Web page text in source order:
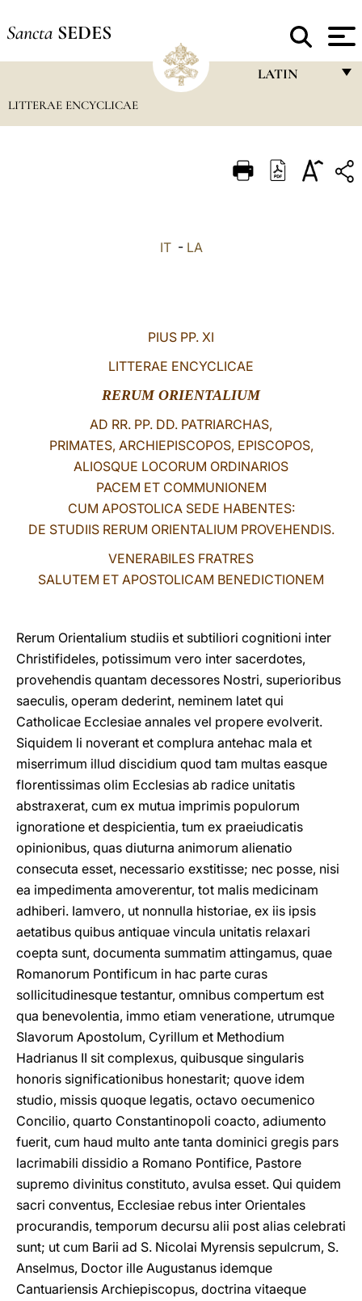
Sancta SEDES
LATIN
ITALIANO
LATINE
LITTERAE ENCYCLICAE
IT- LA
PIUS PP. XI
LITTERAE ENCYCLICAE
RERUM ORIENTALIUM
AD RR. PP. DD. PATRIARCHAS,
PRIMATES, ARCHIEPISCOPOS, EPISCOPOS,
ALIOSQUE LOCORUM ORDINARIOS
PACEM ET COMMUNIONEM
CUM APOSTOLICA SEDE HABENTES:
DE STUDIIS RERUM ORIENTALIUM PROVEHENDIS.
VENERABILES FRATRES
SALUTEM ET APOSTOLICAM BENEDICTIONEM
Rerum Orientalium studiis et subtiliori cognitioni inter
Christifideles, potissimum vero inter sacerdotes,
provehendis quantam decessores Nostri, superioribus
saeculis, operam dederint, neminem latet qui
Catholicae Ecclesiae annales vel propere evolverit.
Siquidem li noverant et complura antehac mala et
miserrimum illud discidium quod tam multas easque
florentissimas olim Ecclesias ab radice unitatis
abstraxerat, cum ex mutua imprimis populorum
ignoratione et despicientia, tum ex praeiudicatis
opinionibus, quas diuturna animorum alienatio
consecuta esset, necessario exstitisse; nec posse, nisi
ea impedimenta amoverentur, tot malis medicinam
adhiberi. Iamvero, ut nonnulla historiae, ex iis ipsis
aetatibus quibus antiquae vincula unitatis relaxari
coepta sunt, documenta summatim attingamus, quae
Romanorum Pontificum in hac parte curas
sollicitudinesque testantur, omnibus compertum est
qua benevolentia, immo etiam veneratione, utrumque
Slavorum Apostolum, Cyrillum et Methodium
Hadrianus II sit complexus, quibusque singularis
honoris significationibus honestarit; quove idem
studio, missis quoque legatis, octavo oecumenico
Concilio, quarto Constantinopoli coacto, adiumento
fuerit, cum haud multo ante tanta dominici gregis pars
lacrimabili dissidio a Romano Pontifice, Pastore
supremo divinitus constituto, avulsa esset. Qui quidem
sacri conventus, Ecclesiae rebus inter Orientales
procurandis, temporum decursu alii post alias celebrati
sunt; ut cum Barii ad S. Nicolai Myrensis sepulcrum, S.
Anselmus, Doctor ille Augustanus idemque
Cantuariensis Archiepiscopus, doctrina vitaeque